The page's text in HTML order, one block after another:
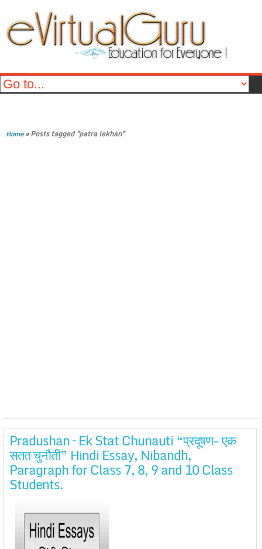
Home»Posts tagged "patra lekhan"
Pradushan – Ek Stat Chunauti “प्रदूषण- एक
सतत चुनौती” Hindi Essay, Nibandh,
Paragraph for Class 7, 8, 9 and 10 Class
Students.